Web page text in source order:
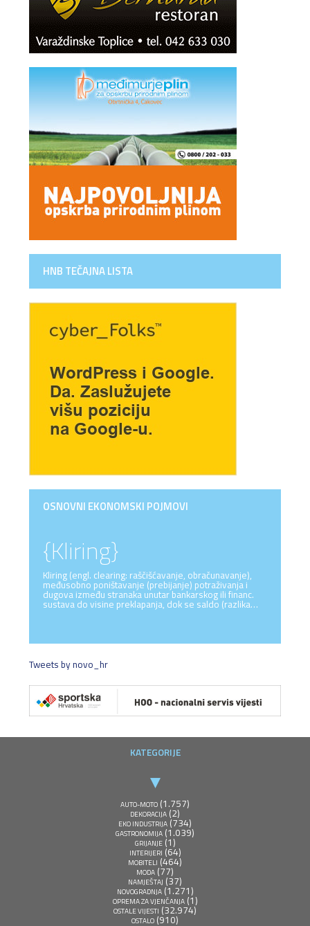
HNB TEČAJNA LISTA
OSNOVNI EKONOMSKI POJMOVI
{Kliring}
Kliring (engl. clearing: raščišćavanje, obračunavanje),
međusobno poništavanje (prebijanje) potraživanja i
dugova između stranaka unutar bankarskog ili financ.
sustava do visine preklapanja, dok se saldo (razlika…
Tweets by novo_hr
KATEGORIJE
AUTO-MOTO (1.757)
DEKORACIJA (2)
EKO INDUSTRIJA (734)
GASTRONOMIJA (1.039)
GRIJANJE(1)
INTERIJERI (64)
MOBITELI (464)
MODA (77)
NAMJEŠTAJ (37)
NOVOGRADNJA(1.271)
OPREMA ZA VJENČANJA(1)
OSTALE VIJESTI (32.974)
OSTALO (910)